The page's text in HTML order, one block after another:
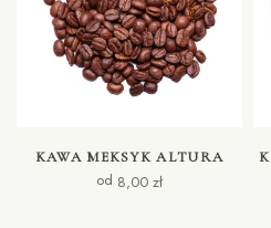
WYBIERZ OPCJE
KAWA MEKSYK ALTURA
od 8,00 zł